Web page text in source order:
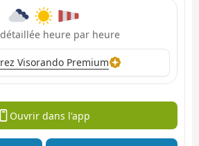
heure par heure
Visorando Premium
Ouvrir dans l'app